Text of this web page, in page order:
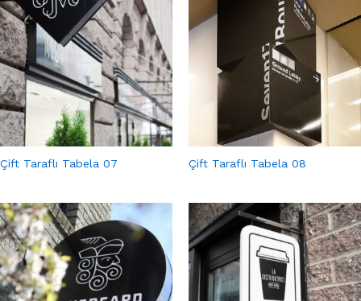
Çift Taraflı Tabela 07 Çift Taraflı Tabela 08